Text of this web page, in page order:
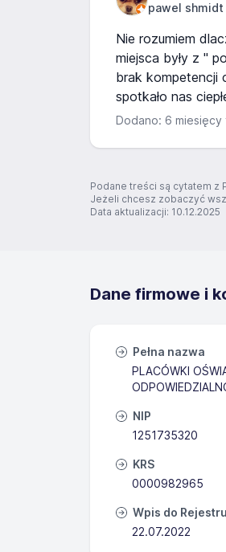
pawel shmidt
Nie rozumiem
miejsca były z "
brak kompetencji
spotkało nas
Dodano: 6 miesięcy
Podane treści są cytatem z
Jeżeli chcesz zobaczyć
Data aktualizacji: 10.12.2025
Dane firmowe i
Pełna nazwa
PLACÓWKI
NIP
1251735320
KRS
0000982965
Wpis do
22.07.2022